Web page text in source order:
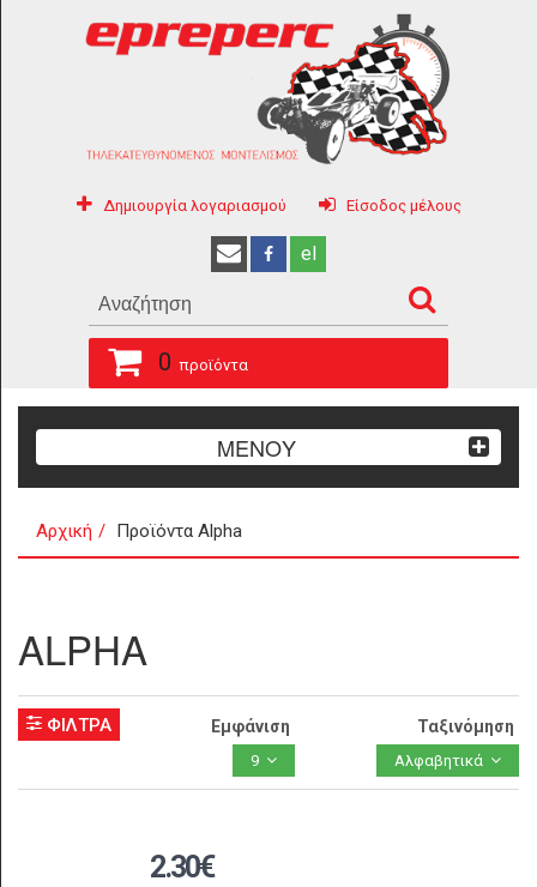
Δημιουργία λογαριασμού Είσοδος μέλους
el
0 προϊόντα
ΜΕΝΟΥ
Αρχική Προϊόντα Alpha
ALPHA
ΦΙΛΤΡΑ Εμφάνιση
9
Ταξινόμηση
Αλφαβητικά
2.30€